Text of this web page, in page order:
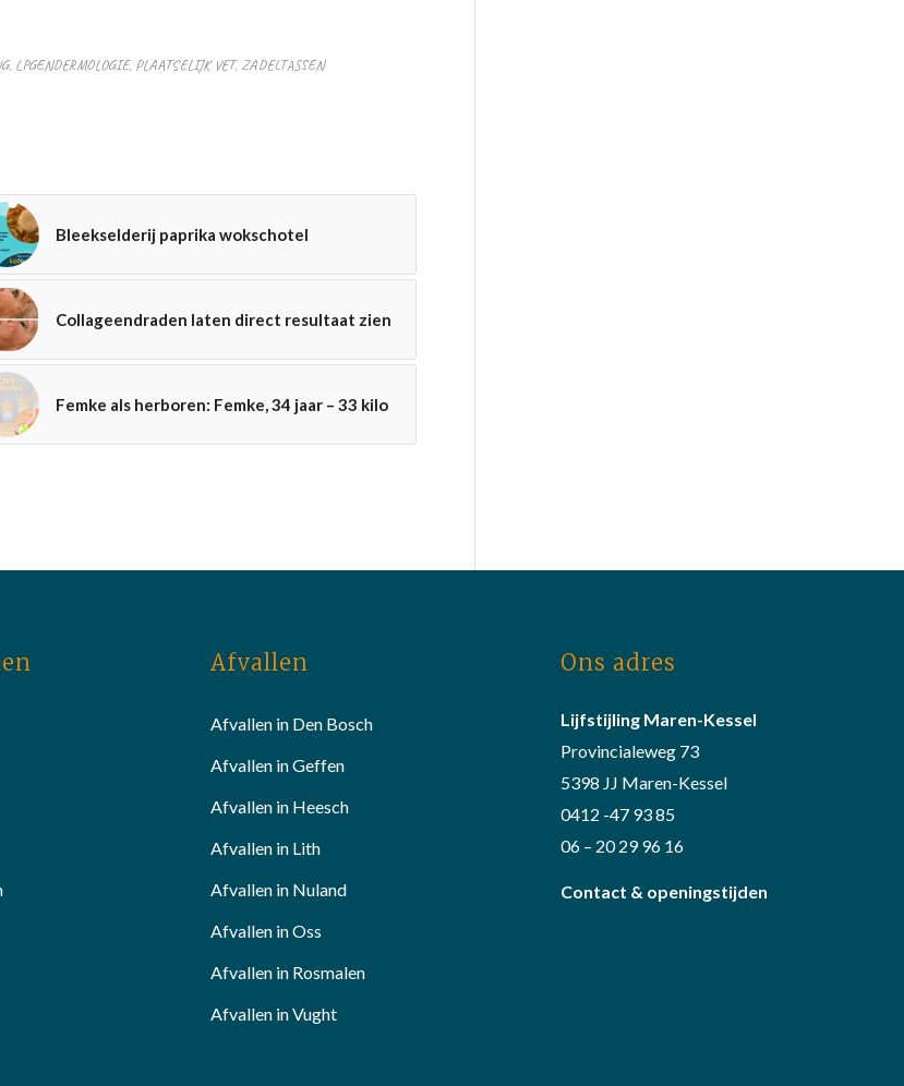
, LPGENDERMOLOGIE, PLAATSELIJK VET, ZADELTASSEN
Bleekselderij paprika wokschotel
Collageendraden laten direct resultaat zien
Femke als herboren: Femke, 34 jaar – 33 kilo
Afvallen
Afvallen in Den Bosch
Afvallen in Geffen
Afvallen in Heesch
Afvallen in Lith
Afvallen in Nuland
Afvallen in Oss
Afvallen in Rosmalen
Afvallen in Vught
Ons adres
Lijfstijling Maren-Kessel
Provincialeweg 73
5398 JJ Maren-Kessel
0412 -47 93 85
06 – 20 29 96 16
Contact & openingstijden